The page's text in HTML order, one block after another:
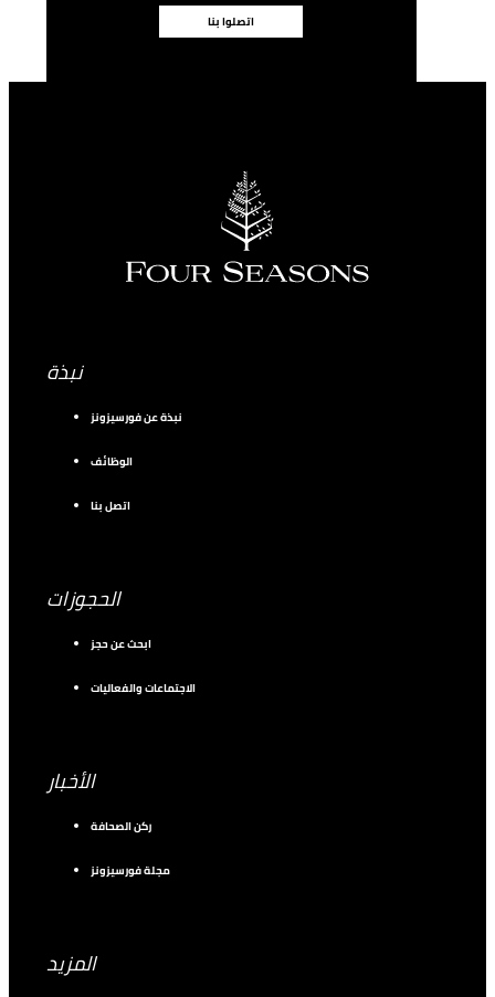
اتصلوا بنا
نبذة
نبذة عن فورسيزونز
الوظائف
اتصل بنا
الحجوزات
ابحث عن حجز
الاجتماعات والفعاليات
الأخبار
ركن الصحافة
مجلة فورسيزونز
المزيد